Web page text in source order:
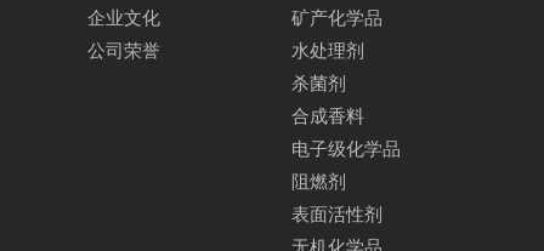
企业文化
公司荣誉
矿产化学品
水处理剂
杀菌剂
合成香料
电子级化学品
阻燃剂
表面活性剂